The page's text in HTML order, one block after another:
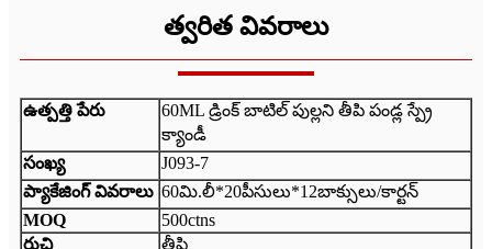
త్వరిత వివరాలు
ఉత్పత్తి పేరు
60ML డ్రింక్ బాటిల్ పుల్లని తీపి పండ్ల స్ప్రే
క్యాండీ
సంఖ్య
J093-7
ప్యాకేజింగ్ వివరాలు 60మి.లీ*20పీసులు*12బాక్సులు/కార్టన్
MOQ
500ctns
రుచి
తీపి